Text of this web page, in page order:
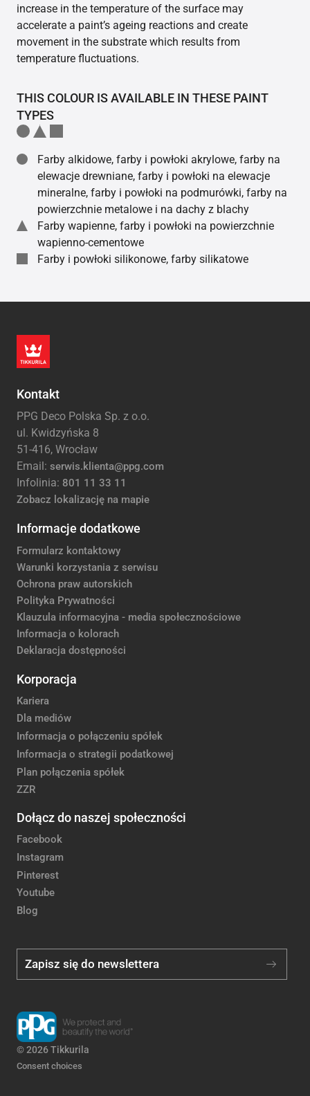
increase in the temperature of the surface may
accelerate a paint’s ageing reactions and create
movement in the substrate which results from
temperature fluctuations.
THIS COLOUR IS AVAILABLE IN THESE PAINT
TYPES
Farby alkidowe, farby i powłoki akrylowe, farby na
elewacje drewniane, farby i powłoki na elewacje
mineralne, farby i powłoki na podmurówki, farby na
powierzchnie metalowe i na dachy z blachy
Farby wapienne, farby i powłoki na powierzchnie
wapienno-cementowe
Farby i powłoki silikonowe, farby silikatowe
Kontakt
PPG Deco Polska Sp. z o.o.
ul. Kwidzyńska 8
51-416, Wrocław
Email: serwis.klienta@ppg.com
Infolinia: 801 11 33 11
Zobacz lokalizację na mapie
Informacje dodatkowe
Formularz kontaktowy
Warunki korzystania z serwisu
Ochrona praw autorskich
Polityka Prywatności
Klauzula informacyjna - media społecznościowe
Informacja o kolorach
Deklaracja dostępności
Korporacja
Kariera
Dla mediów
Informacja o połączeniu spółek
Informacja o strategii podatkowej
Plan połączenia spółek
ZZR
Dołącz do naszej społeczności
Facebook
Instagram
Pinterest
Youtube
Blog
Zapisz się do newslettera
© 2026 Tikkurila
Consent choices